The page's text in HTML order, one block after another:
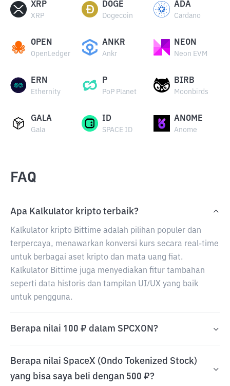
XRP
XRP
DOGE
Dogecoin
ADA
Cardano
OPEN
OpenLedger
ANKR
Ankr
NEON
Neon EVM
ERN
Ethernity
P
PoP Planet
BIRB
Moonbirds
GALA
Gala
ID
SPACE ID
ANOME
Anome
FAQ
Apa Kalkulator kripto terbaik?
Kalkulator kripto Bittime adalah pilihan populer dan
terpercaya, menawarkan konversi kurs secara real-time
untuk berbagai aset kripto dan mata uang fiat.
Kalkulator Bittime juga menyediakan fitur tambahan
seperti data historis dan tampilan UI/UX yang baik
untuk pengguna.
Berapa nilai 100 ₽ dalam SPCXON?
Berapa nilai SpaceX (Ondo Tokenized Stock)
yang bisa saya beli dengan 500 ₽?